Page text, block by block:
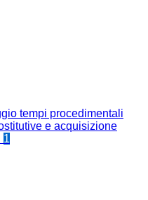
tempi procedimentali
e acquisizione
1